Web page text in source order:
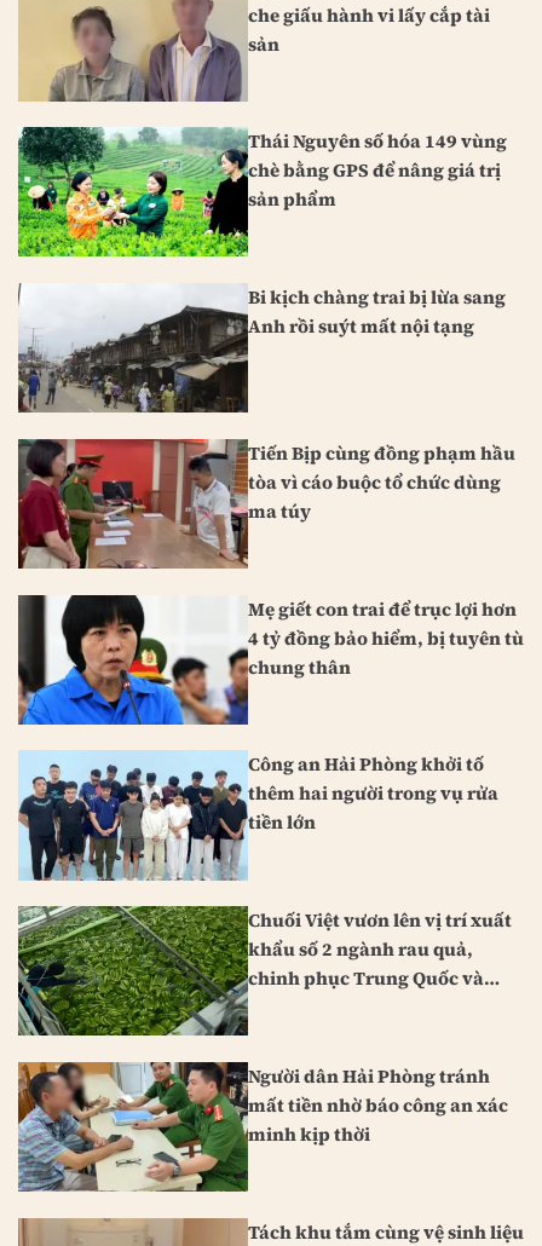
che giấu hành vi lấy cắp tài
sản
Thái Nguyên số hóa 149 vùng
chè bằng GPS để nâng giá trị
sản phẩm
Bi kịch chàng trai bị lừa sang
Anh rồi suýt mất nội tạng
Tiến Bịp cùng đồng phạm hầu
tòa vì cáo buộc tổ chức dùng
ma túy
Mẹ giết con trai để trục lợi hơn
4 tỷ đồng bảo hiểm, bị tuyên tù
chung thân
Công an Hải Phòng khởi tố
thêm hai người trong vụ rửa
tiền lớn
Chuối Việt vươn lên vị trí xuất
khẩu số 2 ngành rau quả,
chinh phục Trung Quốc và
Người dân Hải Phòng tránh
mất tiền nhờ báo công an xác
minh kịp thời
Tách khu tắm cùng vệ sinh liệu